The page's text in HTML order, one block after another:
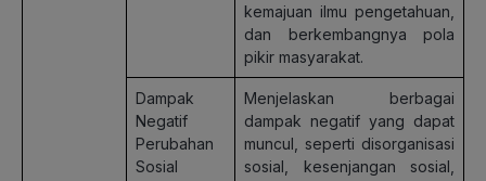
kemajuan ilmu pengetahuan,
dan berkembangnya pola
pikir masyarakat.
Dampak
Negatif
Perubahan
Sosial
Menjelaskan berbagai
dampak negatif yang dapat
muncul, seperti disorganisasi
sosial, kesenjangan sosial,